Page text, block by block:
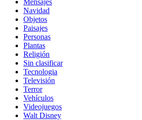
Mensajes
Navidad
Objetos
Paisajes
Personas
Plantas
Religión
Sin clasificar
Tecnologia
Televisión
Terror
Vehículos
Videojuegos
Walt Disney